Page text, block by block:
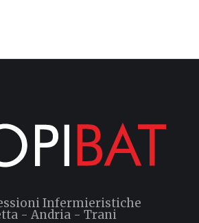
Infermieristiche
- Andria - Trani